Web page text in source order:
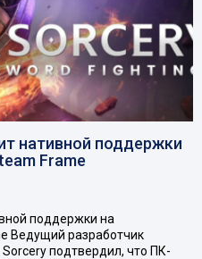
нативной поддержки
Frame
поддержки на
Ведущий разработчик
подтвердил, что ПК-